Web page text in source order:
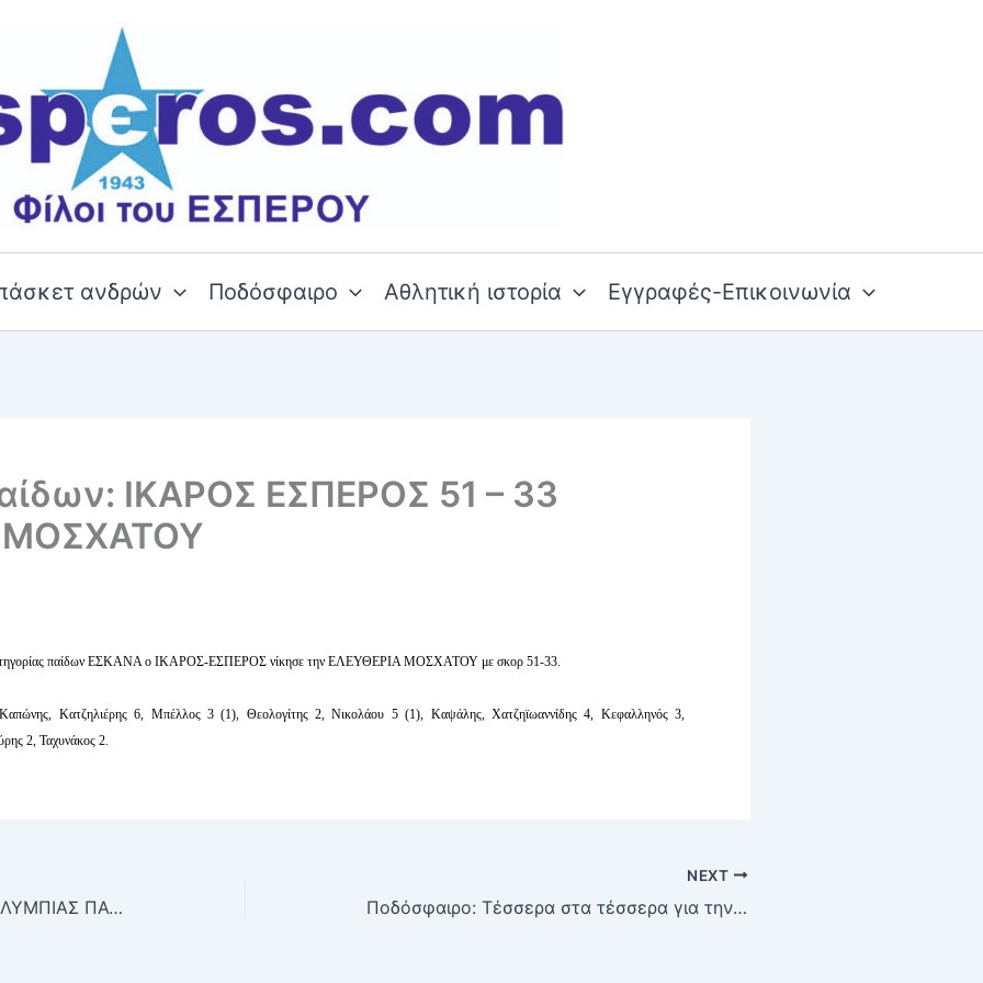
ανδρών Ποδόσφαιρο Αθλητική ιστορία Εγγραφές-Επικοινωνία
ΙΚΑΡΟΣ ΕΣΠΕΡΟΣ 51 – 33
ΜΟΣΧΑΤΟΥ
κατηγορίας παίδων ΕΣΚΑΝΑ ο ΙΚΑΡΟΣ-ΕΣΠΕΡΟΣ νίκησε την ΕΛΕΥΘΕΡΙΑ ΜΟΣΧΑΤΟΥ με σκορ 51-33.
Κατζηλιέρης 6, Μπέλλος 3 (1), Θεολογίτης 2, Νικολάου 5 (1), Καψάλης, Χατζηϊωαννίδης 4, Κεφαλληνός 3,
2, Ταχυνάκος 2.
Κύπελλο Ελλάδας Μπάσκετ: OΛΥΜΠΙΑΣ ΠΑΤΡΩΝ 100 – 88 ΙΚΑΡΟΣ ΕΣΠΕΡΟΣ
NEXT
Ποδόσφαιρο: Τέσσερα στα τέσσερα για την ΚΑΛΛΙΘΕΑ